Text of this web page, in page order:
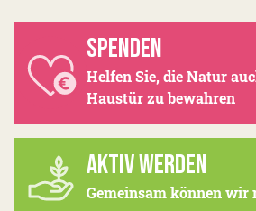
SPENDEN
Helfen Sie, die Natur
Haustür zu bewahren
AKTIV WERDEN
Gemeinsam können wir